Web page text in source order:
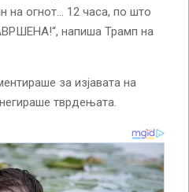
на огнот… 12 часа, по што
напиша Трамп на
за изјавата на
тврдењата.